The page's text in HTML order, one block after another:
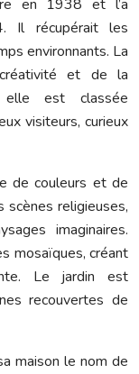
en 1938 et l’a
Il récupérait les
environnants. La
et de la
elle est classée
visiteurs, curieux
de couleurs et de
religieuses,
imaginaires.
mosaïques, créant
Le jardin est
recouvertes de
maison le nom de